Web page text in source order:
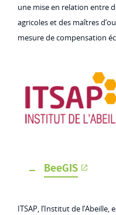
une mise en relation entre
agricoles et des maîtres
mesure de compensation
BeeGIS
ITSAP, l’Institut de